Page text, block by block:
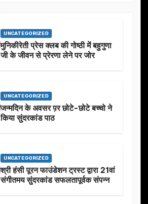
UNCATEGORIZED
मुनिकीरेती प्रेस क्लब की गोष्ठी में बहुगुणा
जी के जीवन से प्रेरणा लेने पर जोर
UNCATEGORIZED
जन्मदिन के अवसर प़र छोटे-छोटे बच्चो ने
किया सुंदरकांड पाठ
UNCATEGORIZED
श्री हंसी पूरन फाउंडेशन ट्रस्ट द्वारा 21वां
संगीतमय सुंदरकांड सफलतापूर्वक संपन्न